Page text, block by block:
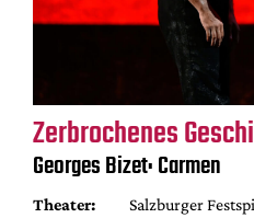
Zerbrochenes
Georges Bizet: Carmen
Theater:
Salzburger